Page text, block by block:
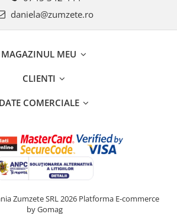
daniela@zumzete.ro
MAGAZINUL MEU
CLIENTI
DATE COMERCIALE
Zumzete SRL 2026 Platforma E-commerce
by Gomag